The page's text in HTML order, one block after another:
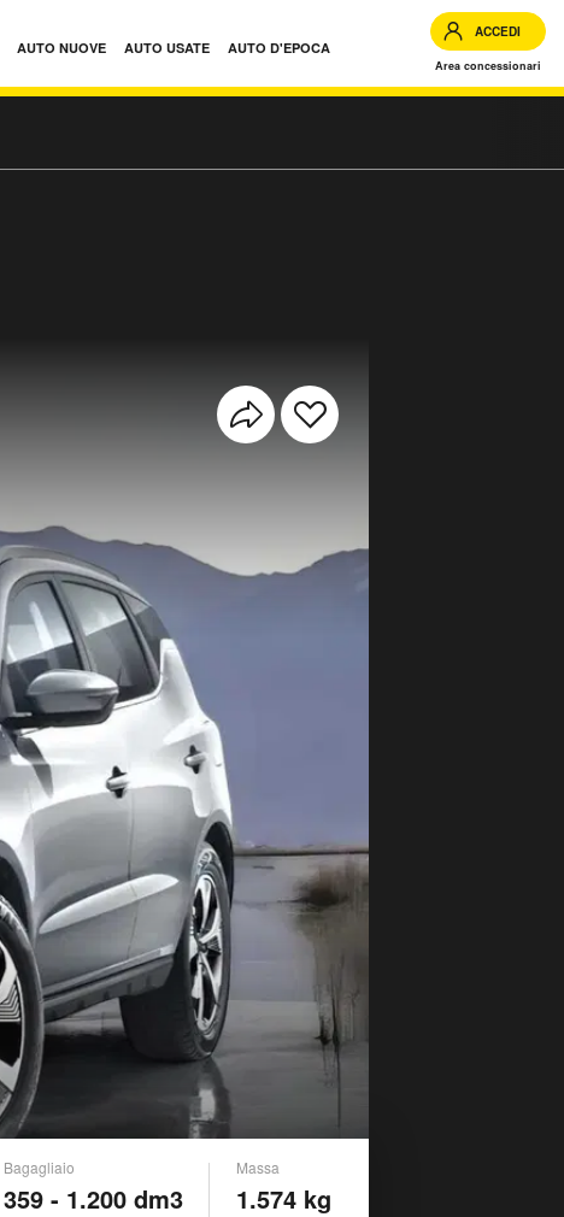
AUTO NUOVE AUTO USATE AUTO D'EPOCA
ACCEDI
Area concessionari
Bagagliaio
359 - 1.200 dm3
Massa
1.574 kg